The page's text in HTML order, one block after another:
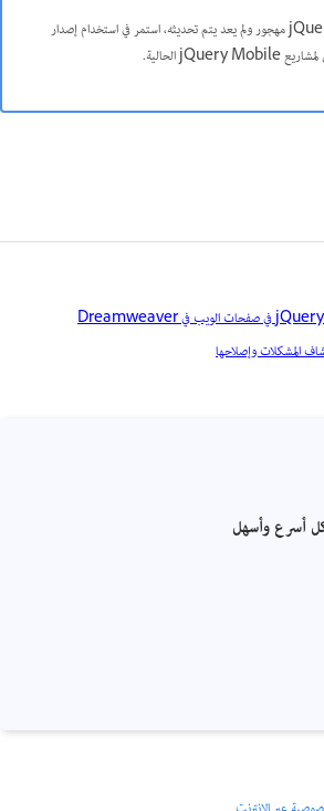
نظرًا لأن jQuery Mobile مهجور ولم يعد يتم تحديثه، استمر في استخدام إصدار
أسرع وأسهل